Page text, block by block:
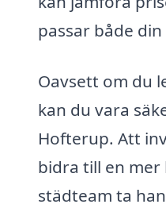
passar både
Oavsett om du
kan du vara
Hofterup. Att
bidra till en mer
städteam ta